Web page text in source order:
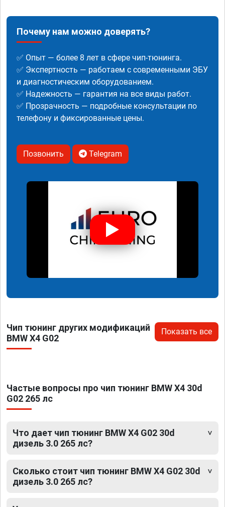
Почему нам можно доверять?
✅ Опыт — более 8 лет в сфере чип-тюнинга.
✅ Экспертность — работаем с современными ЭБУ
и диагностическим оборудованием.
✅ Надежность — гарантия на все виды работ.
✅ Прозрачность — подробные консультации по
телефону и фиксированные цены.
Позвонить Telegram
Чип тюнинг других модификаций
BMW X4 G02
Показать все
Частые вопросы про чип тюнинг BMW X4 30d
G02 265 лс
Что дает чип тюнинг BMW X4 G02 30d
дизель 3.0 265 лс?
Сколько стоит чип тюнинг BMW X4 G02 30d
дизель 3.0 265 лс?